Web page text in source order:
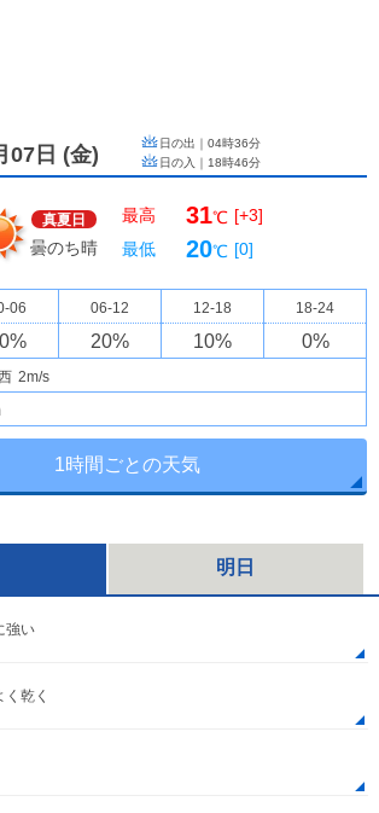
07日 (金) 日の出｜ 04時36分
日の入｜ 18時46分
真夏日
曇のち晴
最高 31℃ [+3]
最低
20℃ [0]
06 06-12 12-18 18-24
% 20% 10% 0%
2m/s
1時間ごとの天気
明日
強い
く乾く